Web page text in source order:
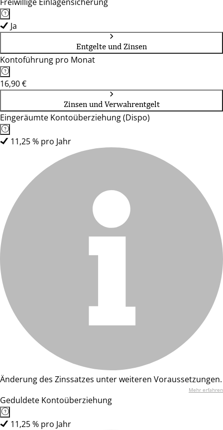
Ja
Entgelte und Zinsen
Kontoführung pro Monat
16,90 €
Zinsen und Verwahrentgelt
Eingeräumte Kontoüberziehung (Dispo)
11,25 % pro Jahr
Änderung des Zinssatzes unter weiteren Voraussetzungen.
Mehr erfahren
Geduldete Kontoüberziehung
11,25 % pro Jahr